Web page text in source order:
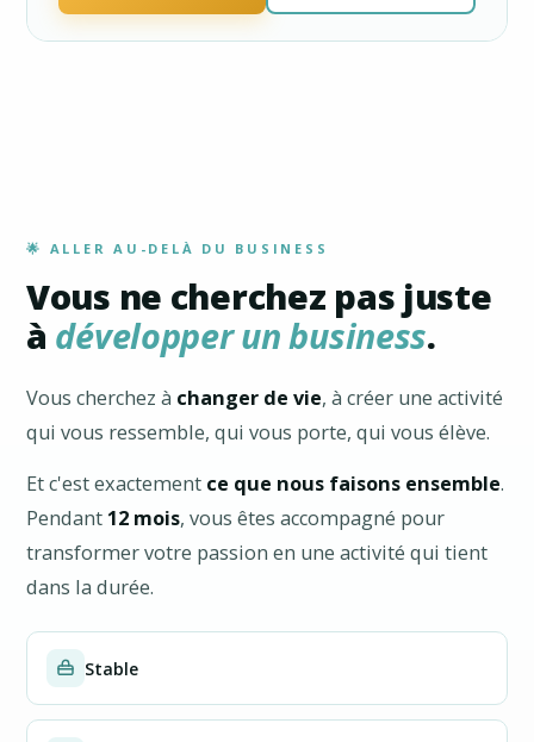
🌟 ALLER AU-DELÀ DU BUSINESS
Vous ne cherchez pas juste
à développer un business.
Vous cherchez à changer de vie, à créer une activité
qui vous ressemble, qui vous porte, qui vous élève.
Et c'est exactement ce que nous faisons ensemble.
Pendant12 mois, vous êtes accompagné pour
transformer votre passion en une activité qui tient
dans la durée.
Stable